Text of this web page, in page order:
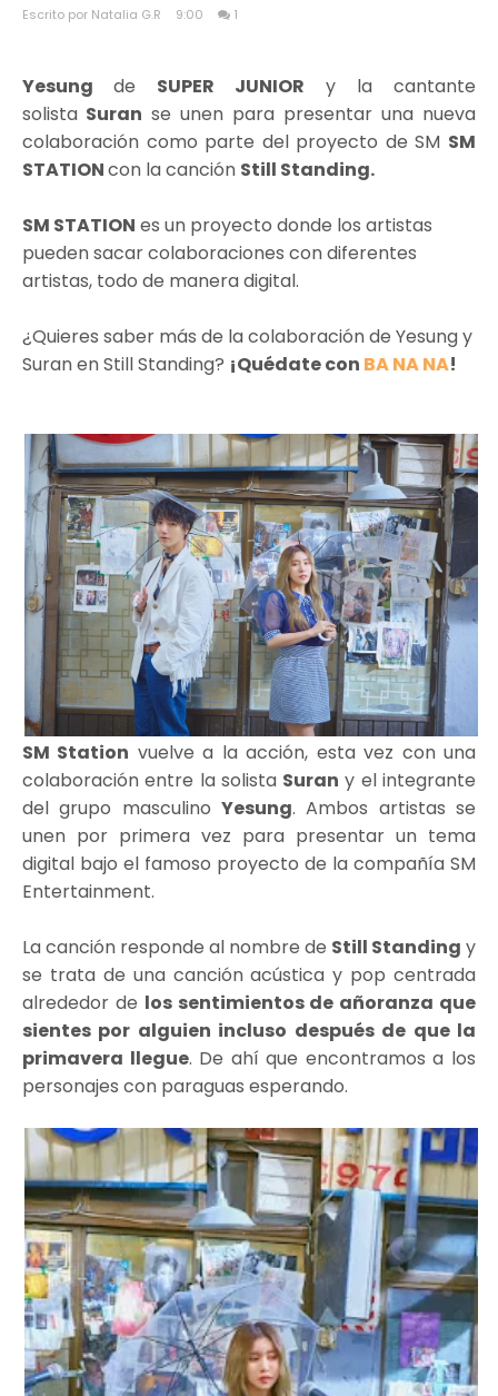
Escrito por Natalia G.R 9:00 1
Yesung de SUPER JUNIOR y la cantante
solista Suran se unen para presentar una nueva
colaboración como parte del proyecto de SM SM
STATIONcon la canción Still Standing.
SM STATION es un proyecto donde los artistas
pueden sacar colaboraciones con diferentes
artistas, todo de manera digital.
¿Quieres saber más de la colaboración de Yesung y
Suran en Still Standing? ¡Quédate con BA NA NA!
SM Station vuelve a la acción, esta vez con una
colaboración entre la solista Suran y el integrante
del grupo masculino Yesung. Ambos artistas se
unen por primera vez para presentar un tema
digital bajo el famoso proyecto de la compañía SM
Entertainment.
La canción responde al nombre de Still Standing y
se trata de una canción acústica y pop centrada
alrededor de los sentimientos de añoranza que
sientes por alguien incluso después de que la
primavera llegue. De ahí que encontramos a los
personajes con paraguas esperando.